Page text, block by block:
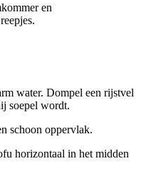
en
water. Dompel een rijstvel
soepel wordt.
schoon oppervlak.
horizontaal in het midden